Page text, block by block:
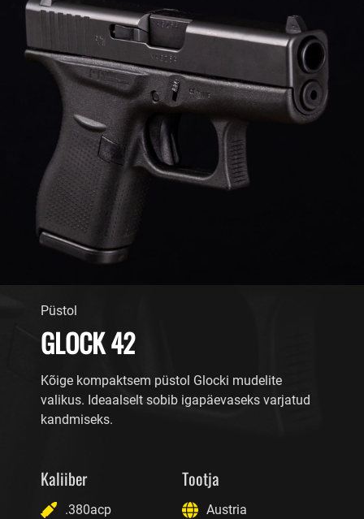
Püstol
GLOCK 42
Kõige kompaktsem püstol Glocki mudelite
valikus. Ideaalselt sobib igapäevaseks varjatud
kandmiseks.
Kaliiber
.380acp
Tootja
Austria